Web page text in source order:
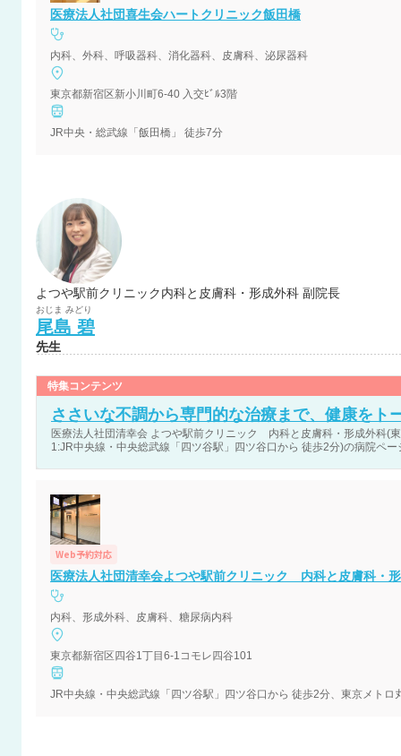
医療法人社団喜生会ハートクリニック飯田橋
内科、外科、呼吸器科、消化器科、皮膚科、泌尿器科
東京都新宿区新小川町6-40 入交ﾋﾞﾙ3階
JR中央・総武線「飯田橋」 徒歩7分
よつや駅前クリニック内科と皮膚科・形成外科 副院長
おじま みどり
尾島 碧
先生
特集コンテンツ
ささいな不調から専門的な治療まで、健康をト
医療法人社団清幸会 よつや駅前クリニック 内科と皮膚科・形成外科(
1:JR中央線・中央総武線「四ツ谷駅」四ツ谷口から 徒歩2分)の病院ペー
Web予約対応
医療法人社団清幸会よつや駅前クリニック 内科と皮膚科・
内科、形成外科、皮膚科、糖尿病内科
東京都新宿区四谷1丁目6-1コモレ四谷101